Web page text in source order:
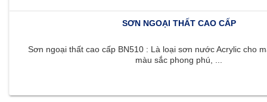
SƠN NGOẠI THẤT CAO CẤP
Sơn ngoại thất cao cấp BN510 : Là loại sơn nước Acrylic cho
màu sắc phong phú, ...